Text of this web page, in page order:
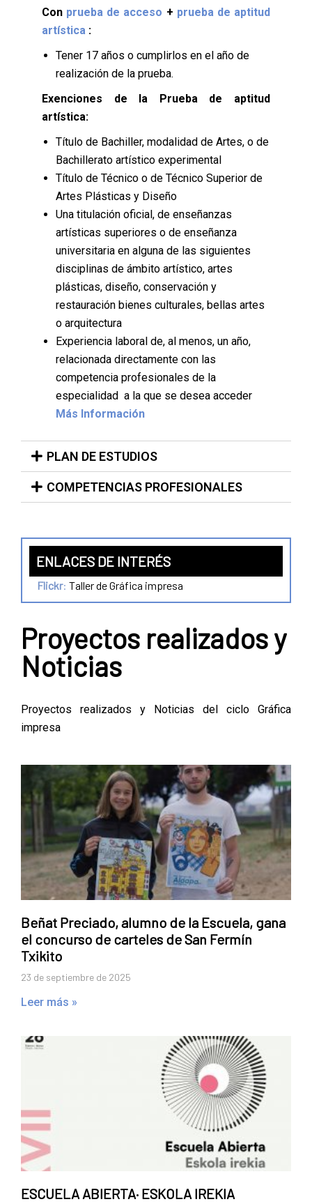
Con prueba de acceso + prueba de aptitud
artística :
Tener 17 años o cumplirlos en el año de
realización de la prueba.
Exenciones de la Prueba de aptitud
artística:
Título de Bachiller, modalidad de Artes, o de
Bachillerato artístico experimental
Título de Técnico o de Técnico Superior de
Artes Plásticas y Diseño
Una titulación oficial, de enseñanzas
artísticas superiores o de enseñanza
universitaria en alguna de las siguientes
disciplinas de ámbito artístico, artes
plásticas, diseño, conservación y
restauración bienes culturales, bellas artes
o arquitectura
Experiencia laboral de, al menos, un año,
relacionada directamente con las
competencia profesionales de la
especialidad a la que se desea acceder
Más Información
PLAN DE ESTUDIOS
COMPETENCIAS PROFESIONALES
ENLACES DE INTERÉS
Flickr: Taller de Gráfica impresa
Proyectos realizados y
Noticias
Proyectos realizados y Noticias del ciclo Gráfica
impresa
Beñat Preciado, alumno de la Escuela, gana
el concurso de carteles de San Fermín
Txikito
23 de septiembre de 2025
Leer más »
ESCUELA ABIERTA· ESKOLA IREKIA